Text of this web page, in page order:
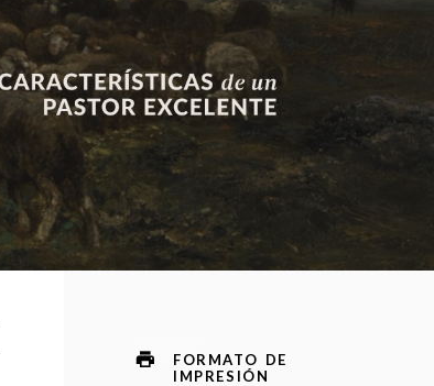
FORMATO DE
IMPRESIÓN